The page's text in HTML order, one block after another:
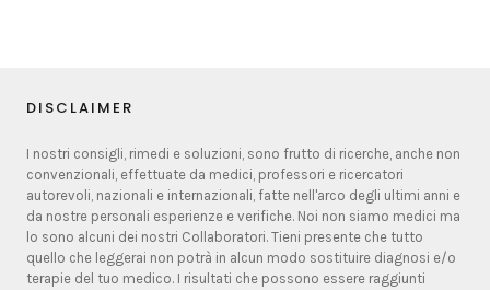
DISCLAIMER
I nostri consigli, rimedi e soluzioni, sono frutto di ricerche, anche non
convenzionali, effettuate da medici, professori e ricercatori
autorevoli, nazionali e internazionali, fatte nell'arco degli ultimi anni e
da nostre personali esperienze e verifiche. Noi non siamo medici ma
lo sono alcuni dei nostri Collaboratori. Tieni presente che tutto
quello che leggerai non potrà in alcun modo sostituire diagnosi e/o
terapie del tuo medico. I risultati che possono essere raggiunti